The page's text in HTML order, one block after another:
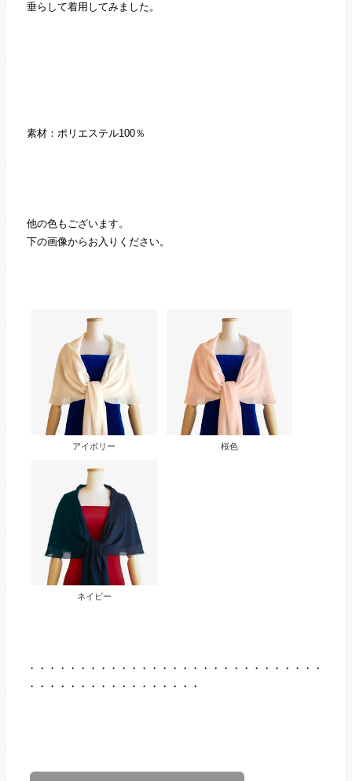
垂らして着用してみました。
素材：ポリエステル100％
他の色もございます。
下の画像からお入りください。
アイボリー 桜色
ネイビー
・・・・・・・・・・・・・・・・・・・・・・・・・・・・・
・・・・・・・・・・・・・・・・・